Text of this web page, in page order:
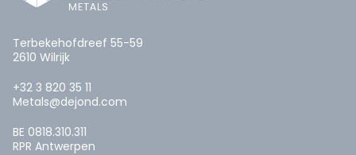
Terbekehofdreef 55-59
2610 Wilrijk
+32 3 820 35 11
Metals@dejond.com
BE 0818.310.311
RPR Antwerpen